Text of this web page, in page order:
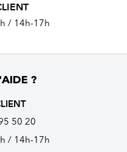
/ 14h-17h
?
50 20
/ 14h-17h